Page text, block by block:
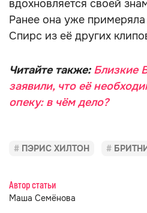
вдохновляется своей
Ранее она уже
Спирс из её других
Читайте также: Близкие
заявили, что её
опеку: в чём дело?
ПЭРИС ХИЛТОН
Автор статьи
Маша Семёнова